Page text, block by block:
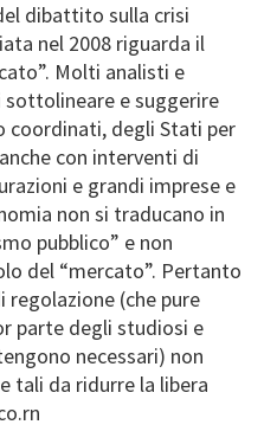
dibattito sulla crisi
nel 2008 riguarda il
Molti analisti e
e suggerire
coordinati, degli Stati per
con interventi di
e grandi imprese e
non si traducano in
pubblico” e non
del “mercato”. Pertanto
(che pure
parte degli studiosi e
necessari) non
tali da ridurre la libera
rn